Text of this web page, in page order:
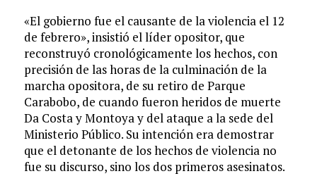
«El gobierno fue el causante de la violencia el 12
de febrero», insistió el líder opositor, que
reconstruyó cronológicamente los hechos, con
precisión de las horas de la culminación de la
marcha opositora, de su retiro de Parque
Carabobo, de cuando fueron heridos de muerte
Da Costa y Montoya y del ataque a la sede del
Ministerio Público. Su intención era demostrar
que el detonante de los hechos de violencia no
fue su discurso, sino los dos primeros asesinatos.